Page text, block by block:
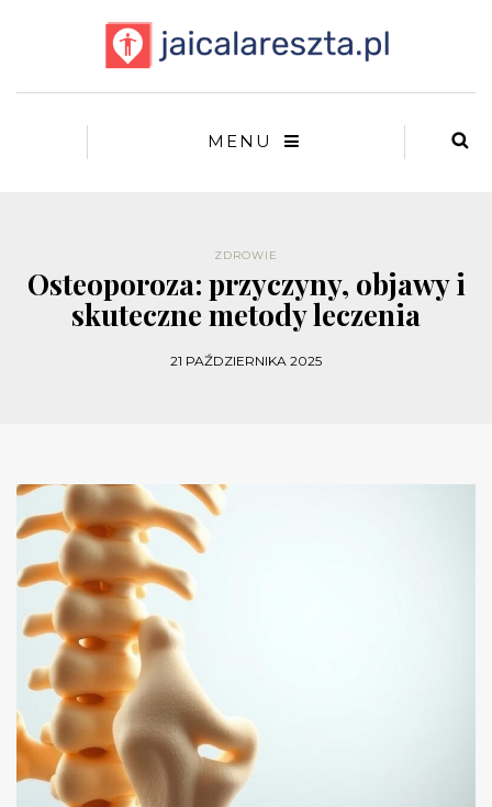
MENU
ZDROWIE
Osteoporoza: przyczyny, objawy i
skuteczne metody leczenia
21 PAŹDZIERNIKA 2025